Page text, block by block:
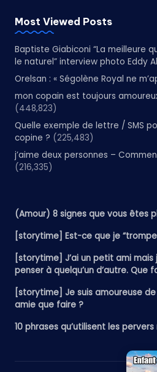
Most Viewed Posts
Baptiste Giabiconi “La meilleure
le naturel” interview photo Eddy
Orelsan : « Ségolène Royal ne
mon copain est toujours
(448,823)
Quelle exemple de lettre / SMS
copine ? (225,483)
j’aime deux personnes –
(216,335)
(Amour) 8 signes que vous êtes
[storytime] Est-ce que je
[storytime] J’ai un petit ami mais
penser à quelqu’un d’autre. Que
[storytime] Je suis amoureuse
amie que faire ?
10 phrases qu’utilisent les